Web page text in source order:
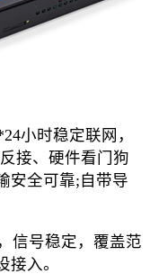
小时稳定联网，
接、硬件看门狗
安全可靠;自带导
号稳定，覆盖范
入。